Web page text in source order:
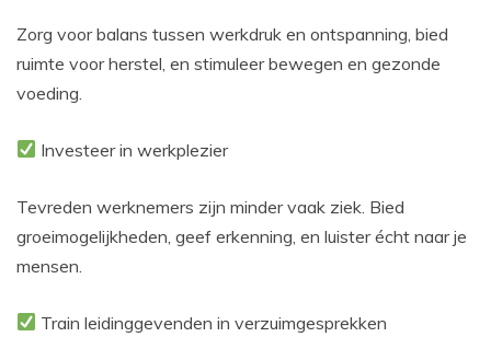
Zorg voor balans tussen werkdruk en ontspanning, bied
ruimte voor herstel, en stimuleer bewegen en gezonde
voeding.
Investeer in werkplezier
Tevreden werknemers zijn minder vaak ziek. Bied
groeimogelijkheden, geef erkenning, en luister écht naar je
mensen.
Train leidinggevenden in verzuimgesprekken